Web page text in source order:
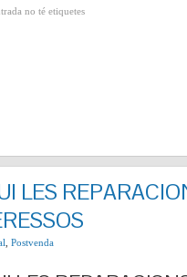
no té etiquetes
LES
Postvenda